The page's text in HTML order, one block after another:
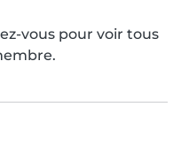
vous pour voir tous